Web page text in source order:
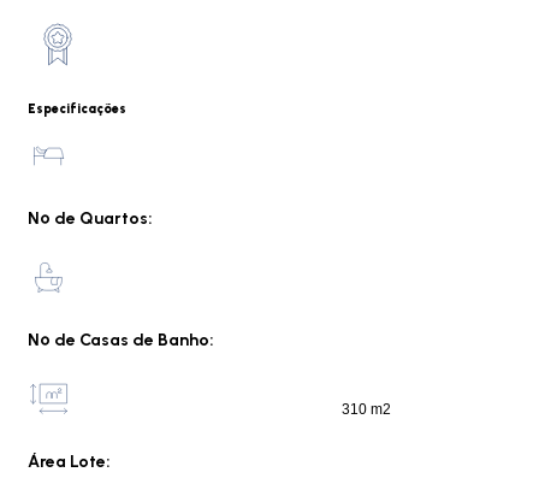
Especificações
Nº de Quartos:
Nº de Casas de Banho:
Área Lote:
310 m2